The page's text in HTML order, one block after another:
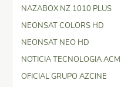
NAZABOX NZ 1010 PLUS
NEONSAT COLORS HD
NEONSAT NEO HD
NOTICIA TECNOLOGIA ACM
OFICIAL GRUPO AZCINE